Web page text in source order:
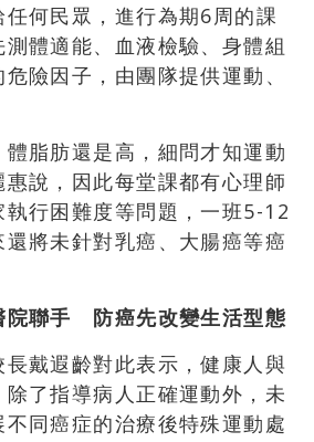
何民眾，進行為期6周的課
體適能、血液檢驗、身體組
險因子，由團隊提供運動、
體脂肪還是高，細問才知運動
說，因此每堂課都有心理師
行困難度等問題，一班5-12
將未針對乳癌、大腸癌等癌
院聯手 防癌先改變生活型態
戴遐齡對此表示，健康人與
了指導病人正確運動外，未
同癌症的治療後特殊運動處